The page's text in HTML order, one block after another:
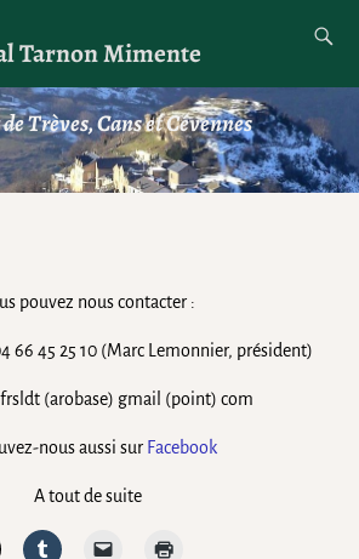
Tarnon Mimente
Trèves, Cans et Cévennes
pouvez nous contacter :
66 45 25 10 (Marc Lemonnier, président)
(arobase) gmail (point) com
nous aussi sur Facebook
A tout de suite